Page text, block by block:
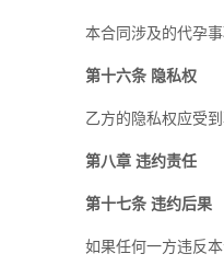
本合同涉及的代孕
第十六条 隐私权
乙方的隐私权应受
第八章 违约责任
第十七条 违约后果
如果任何一方违反